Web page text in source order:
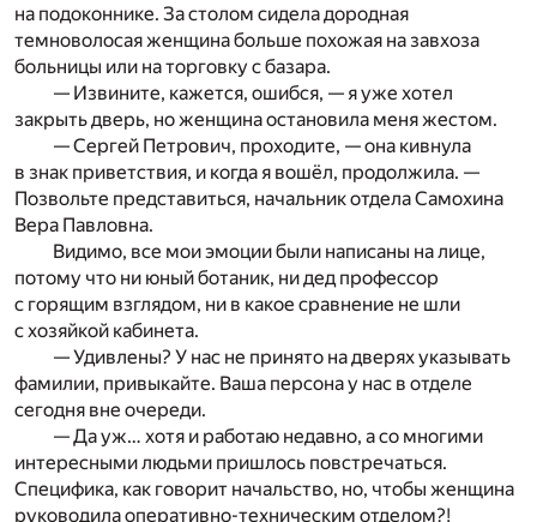
на подоконнике. За столом сидела дородная
темноволосая женщина больше похожая на завхоза
больницы или на торговку с базара.
— Извините, кажется, ошибся, — я уже хотел
закрыть дверь, но женщина остановила меня жестом.
— Сергей Петрович, проходите, — она кивнула
в знак приветствия, и когда я вошёл, продолжила. —
Позвольте представиться, начальник отдела Самохина
Вера Павловна.
Видимо, все мои эмоции были написаны на лице,
потому что ни юный ботаник, ни дед профессор
с горящим взглядом, ни в какое сравнение не шли
с хозяйкой кабинета.
— Удивлены? У нас не принято на дверях указывать
фамилии, привыкайте. Ваша персона у нас в отделе
сегодня вне очереди.
— Да уж… хотя и работаю недавно, а со многими
интересными людьми пришлось повстречаться.
Специфика, как говорит начальство, но, чтобы женщина
руководила оперативно-техническим отделом?!